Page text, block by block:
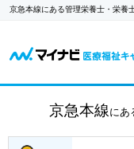
京急本線にある管理栄養士・栄養
京急本線 にあ